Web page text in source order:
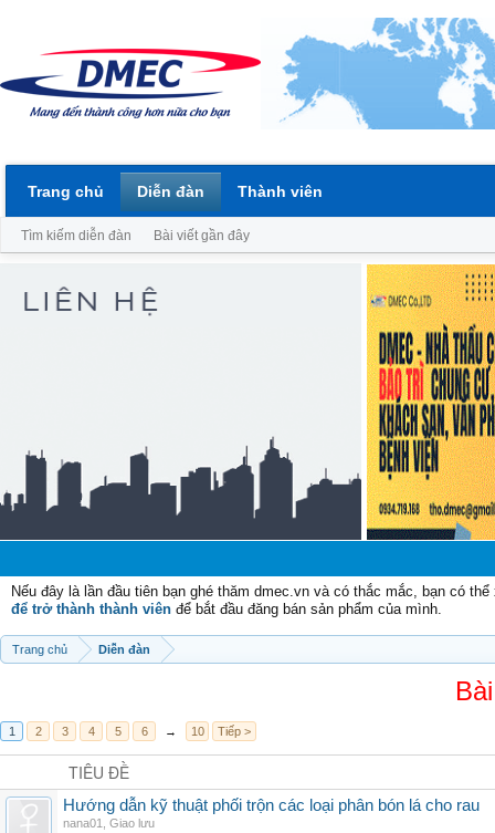
Nếu đây là lần đầu tiên bạn ghé thăm dmec.vn và có thắc mắc, bạn có
để trở thành thành viên để bắt đầu đăng bán sản phẩm của mình.
Trang chủ Diễn đàn
1 2 3 4 5 6 → 10 Tiếp >
TIÊU ĐỀ
Hướng dẫn kỹ thuật phối trộn các loại phân bón lá cho rau
nana01
Giao lưu
Trang chủ Diễn đàn
Tìm kiếm diễn đàn Bài viết gần đây
Thành viên